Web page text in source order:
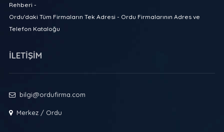
Rehberi -
Ordu'daki Tüm Firmaların Tek Adresi - Ordu Firmalarının Adres ve
Telefon Kataloğu
İLETİŞİM
bilgi@ordufirma.com
Merkez / Ordu